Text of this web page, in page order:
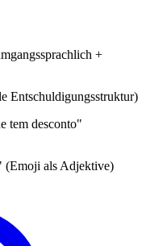
+
Entschuldigungsstruktur)
tem desconto"
(Emoji als Adjektive)